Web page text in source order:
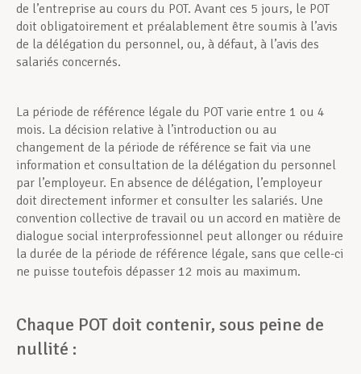
Développement professionnel
Devenir Membre
Actualités
de l’entreprise au cours du POT. Avant ces 5 jours, le POT
doit obligatoirement et préalablement être soumis à l’avis
de la délégation du personnel, ou, à défaut, à l’avis des
salariés concernés.
La période de référence légale du POT varie entre 1 ou 4
mois. La décision relative à l’introduction ou au
changement de la période de référence se fait via une
information et consultation de la délégation du personnel
par l’employeur. En absence de délégation, l’employeur
doit directement informer et consulter les salariés. Une
convention collective de travail ou un accord en matière de
dialogue social interprofessionnel peut allonger ou réduire
la durée de la période de référence légale, sans que celle-ci
ne puisse toutefois dépasser 12 mois au maximum.
Chaque POT doit contenir, sous peine de
nullité :